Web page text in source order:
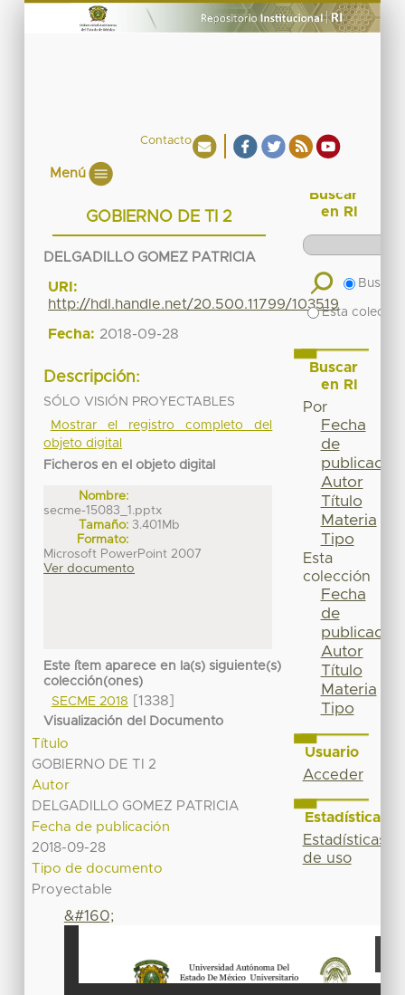
Contacto
Menú
GOBIERNO DE TI 2
DELGADILLO GOMEZ PATRICIA
URI:
http://hdl.handle.net/20.500.11799/103519
Fecha: 2018-09-28
Descripción:
SÓLO VISIÓN PROYECTABLES
Mostrar el registro completo del
objeto digital
Ficheros en el objeto digital
Nombre:
secme-15083_1.pptx
Tamaño: 3.401Mb
Formato:
Microsoft PowerPoint 2007
Ver documento
Este ítem aparece en la(s) siguiente(s)
colección(ones)
SECME 2018
[1338]
Visualización del Documento
Título
GOBIERNO DE TI 2
Autor
DELGADILLO GOMEZ PATRICIA
Fecha de publicación
2018-09-28
Tipo de documento
Proyectable
&#160;
Buscar
en RI
Buscar
Esta
Buscar
en RI
Por
Fecha
de
publicación
Autor
Título
Materia
Tipo
Esta
colección
Fecha
de
publicación
Autor
Título
Materia
Tipo
Usuario
Acceder
Estadísticas
Estadísticas
de uso